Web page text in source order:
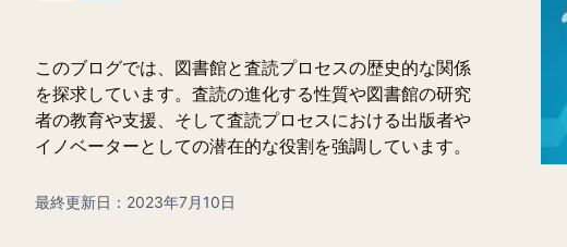
このブログでは、図書館と査読プロセスの歴史的な関係
を探求しています。査読の進化する性質や図書館の研究
者の教育や支援、そして査読プロセスにおける出版者や
イノベーターとしての潜在的な役割を強調しています。
最終更新日：2023年7月10日